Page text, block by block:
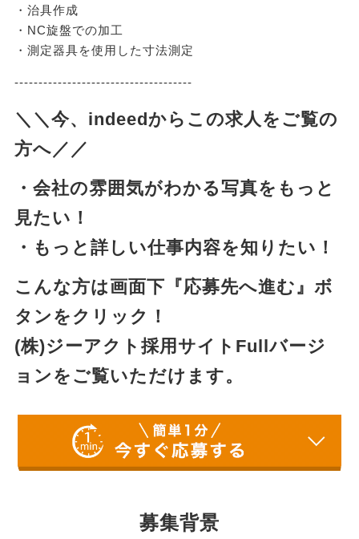
・治具作成
・NC旋盤での加工
・測定器具を使用した寸法測定
-------------------------------------
＼＼今、indeedからこの求人をご覧の
方へ／／
・会社の雰囲気がわかる写真をもっと
見たい！
・もっと詳しい仕事内容を知りたい！
こんな方は画面下『応募先へ進む』ボ
タンを クリック！
(株)ジーアクト採用サイトFullバージ
ョンをご覧いただけます。
募集背景